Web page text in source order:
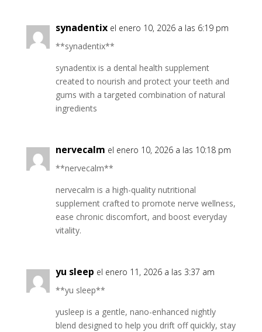
synadentix el enero 10, 2026 a las 6:19 pm
**synadentix**
synadentix is a dental health supplement
created to nourish and protect your teeth and
gums with a targeted combination of natural
ingredients
nervecalm el enero 10, 2026 a las 10:18 pm
**nervecalm**
nervecalm is a high-quality nutritional
supplement crafted to promote nerve wellness,
ease chronic discomfort, and boost everyday
vitality.
yu sleep el enero 11, 2026 a las 3:37 am
**yu sleep**
yusleep is a gentle, nano-enhanced nightly
blend designed to help you drift off quickly, stay